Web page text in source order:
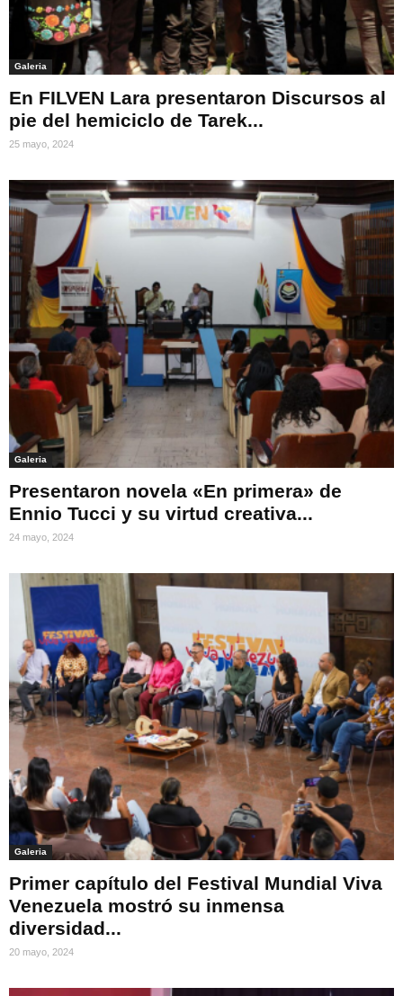
Galeria
En FILVEN Lara presentaron Discursos al
pie del hemiciclo de Tarek...
25 mayo, 2024
Galeria
Presentaron novela «En primera» de
Ennio Tucci y su virtud creativa...
24 mayo, 2024
Galeria
Primer capítulo del Festival Mundial Viva
Venezuela mostró su inmensa
diversidad...
20 mayo, 2024